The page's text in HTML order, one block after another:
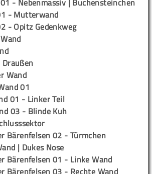
- Nebenmassiv | Buchensteinchen
- Mutterwand
- Opitz Gedenkweg
Wand
01
01 - Linker Teil
03 - Blinde Kuh
Bärenfelsen 02 - Türmchen
| Dukes Nose
Bärenfelsen 01 - Linke Wand
Bärenfelsen 03 - Rechte Wand